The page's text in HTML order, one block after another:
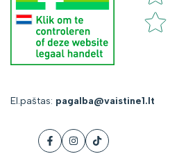
El.paštas: pagalba@vaistine1.lt
Facebook
Instagram
Tiktok